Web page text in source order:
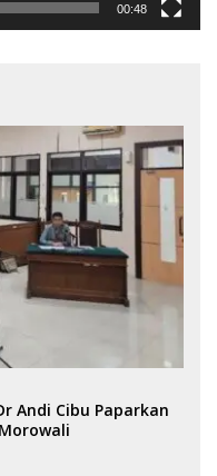
00:48
Andi Cibu Paparkan